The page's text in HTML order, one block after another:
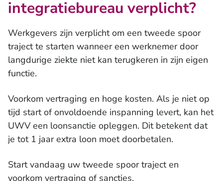
Trainingen en workshops
integratiebureau verplicht?
Werkgevers zijn verplicht om een tweede spoor
traject te starten wanneer een werknemer door
langdurige ziekte niet kan terugkeren in zijn eigen
functie.
Voorkom vertraging en hoge kosten. Als je niet op
tijd start of onvoldoende inspanning levert, kan het
UWV een loonsanctie opleggen. Dit betekent dat
je tot 1 jaar extra loon moet doorbetalen.
Start vandaag uw tweede spoor traject en
voorkom vertraging of sancties.